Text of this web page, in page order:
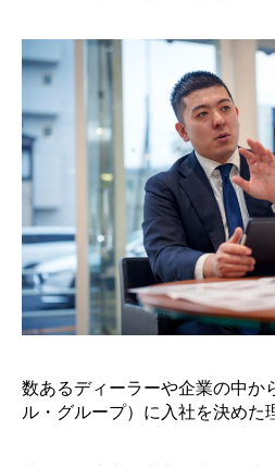
数あるディーラーや企業の中か
ル・グループ）に入社を決めた